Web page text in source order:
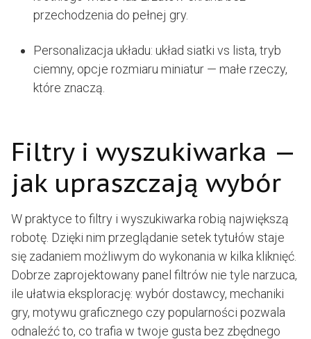
przechodzenia do pełnej gry.
Personalizacja układu: układ siatki vs lista, tryb
ciemny, opcje rozmiaru miniatur — małe rzeczy,
które znaczą.
Filtry i wyszukiwarka —
jak upraszczają wybór
W praktyce to filtry i wyszukiwarka robią największą
robotę. Dzięki nim przeglądanie setek tytułów staje
się zadaniem możliwym do wykonania w kilka kliknięć.
Dobrze zaprojektowany panel filtrów nie tyle narzuca,
ile ułatwia eksplorację: wybór dostawcy, mechaniki
gry, motywu graficznego czy popularności pozwala
odnaleźć to, co trafia w twoje gusta bez zbędnego